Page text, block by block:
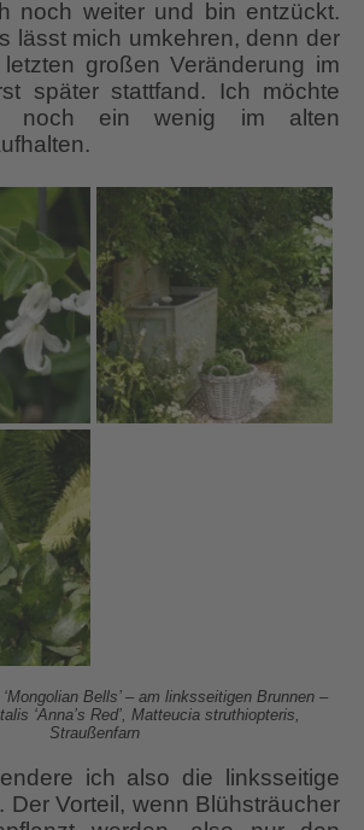
noch weiter und bin entzückt.
lässt mich umkehren, denn der
großen Veränderung im
später stattfand. Ich möchte
noch ein wenig im alten
Bells’ – am linksseitigen Brunnen –
‘Anna’s Red’, Matteucia struthiopteris,
Straußenfarn
ich also die linksseitige
Der Vorteil, wenn Blühsträucher